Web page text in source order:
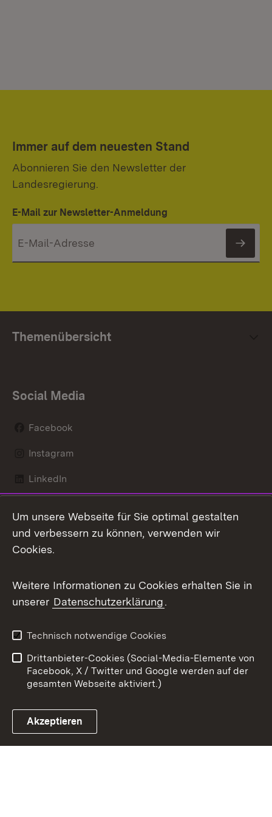
Immer auf dem neuesten Stand
Abonnieren Sie den Newsletter der
Landesregierung.
E-Mail zur Newsletter-Anmeldung
Themenübersicht
Social Media
Facebook
Instagram
LinkedIn
X / Twitter
Youtube
Link zum Landesportal
Kontakt
Datenschutz
Barrierefreiheit
Impressum
Cookies
Um unsere Webseite für Sie optimal gestalten
und verbessern zu können, verwenden wir
Cookies.
Weitere Informationen zu Cookies erhalten Sie in
unserer Datenschutzerklärung.
Technisch notwendige Cookies
Drittanbieter-Cookies (Social-Media-Elemente von
Facebook, X / Twitter und Google werden auf der
gesamten Webseite aktiviert.)
Akzeptieren